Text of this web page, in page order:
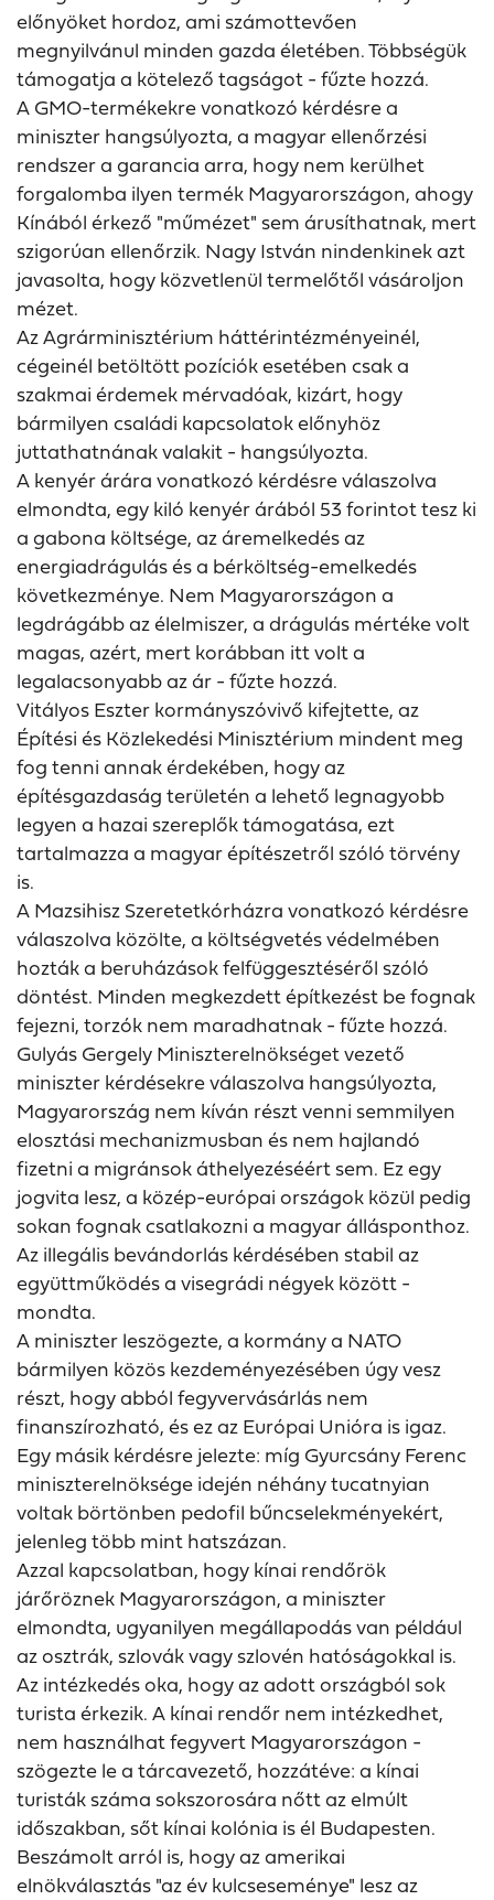
előnyöket hordoz, ami számottevően
megnyilvánul minden gazda életében. Többségük
támogatja a kötelező tagságot - fűzte hozzá.
A GMO-termékekre vonatkozó kérdésre a
miniszter hangsúlyozta, a magyar ellenőrzési
rendszer a garancia arra, hogy nem kerülhet
forgalomba ilyen termék Magyarországon, ahogy
Kínából érkező "műmézet" sem árusíthatnak, mert
szigorúan ellenőrzik. Nagy István nindenkinek azt
javasolta, hogy közvetlenül termelőtől vásároljon
mézet.
Az Agrárminisztérium háttérintézményeinél,
cégeinél betöltött pozíciók esetében csak a
szakmai érdemek mérvadóak, kizárt, hogy
bármilyen családi kapcsolatok előnyhöz
juttathatnának valakit - hangsúlyozta.
A kenyér árára vonatkozó kérdésre válaszolva
elmondta, egy kiló kenyér árából 53 forintot tesz ki
a gabona költsége, az áremelkedés az
energiadrágulás és a bérköltség-emelkedés
következménye. Nem Magyarországon a
legdrágább az élelmiszer, a drágulás mértéke volt
magas, azért, mert korábban itt volt a
legalacsonyabb az ár - fűzte hozzá.
Vitályos Eszter kormányszóvivő kifejtette, az
Építési és Közlekedési Minisztérium mindent meg
fog tenni annak érdekében, hogy az
építésgazdaság területén a lehető legnagyobb
legyen a hazai szereplők támogatása, ezt
tartalmazza a magyar építészetről szóló törvény
is.
A Mazsihisz Szeretetkórházra vonatkozó kérdésre
válaszolva közölte, a költségvetés védelmében
hozták a beruházások felfüggesztéséről szóló
döntést. Minden megkezdett építkezést be fognak
fejezni, torzók nem maradhatnak - fűzte hozzá.
Gulyás Gergely Miniszterelnökséget vezető
miniszter kérdésekre válaszolva hangsúlyozta,
Magyarország nem kíván részt venni semmilyen
elosztási mechanizmusban és nem hajlandó
fizetni a migránsok áthelyezéséért sem. Ez egy
jogvita lesz, a közép-európai országok közül pedig
sokan fognak csatlakozni a magyar állásponthoz.
Az illegális bevándorlás kérdésében stabil az
együttműködés a visegrádi négyek között -
mondta.
A miniszter leszögezte, a kormány a NATO
bármilyen közös kezdeményezésében úgy vesz
részt, hogy abból fegyvervásárlás nem
finanszírozható, és ez az Európai Unióra is igaz.
Egy másik kérdésre jelezte: míg Gyurcsány Ferenc
miniszterelnöksége idején néhány tucatnyian
voltak börtönben pedofil bűncselekményekért,
jelenleg több mint hatszázan.
Azzal kapcsolatban, hogy kínai rendőrök
járőröznek Magyarországon, a miniszter
elmondta, ugyanilyen megállapodás van például
az osztrák, szlovák vagy szlovén hatóságokkal is.
Az intézkedés oka, hogy az adott országból sok
turista érkezik. A kínai rendőr nem intézkedhet,
nem használhat fegyvert Magyarországon -
szögezte le a tárcavezető, hozzátéve: a kínai
turisták száma sokszorosára nőtt az elmúlt
időszakban, sőt kínai kolónia is él Budapesten.
Beszámolt arról is, hogy az amerikai
elnökválasztás "az év kulcseseménye" lesz az